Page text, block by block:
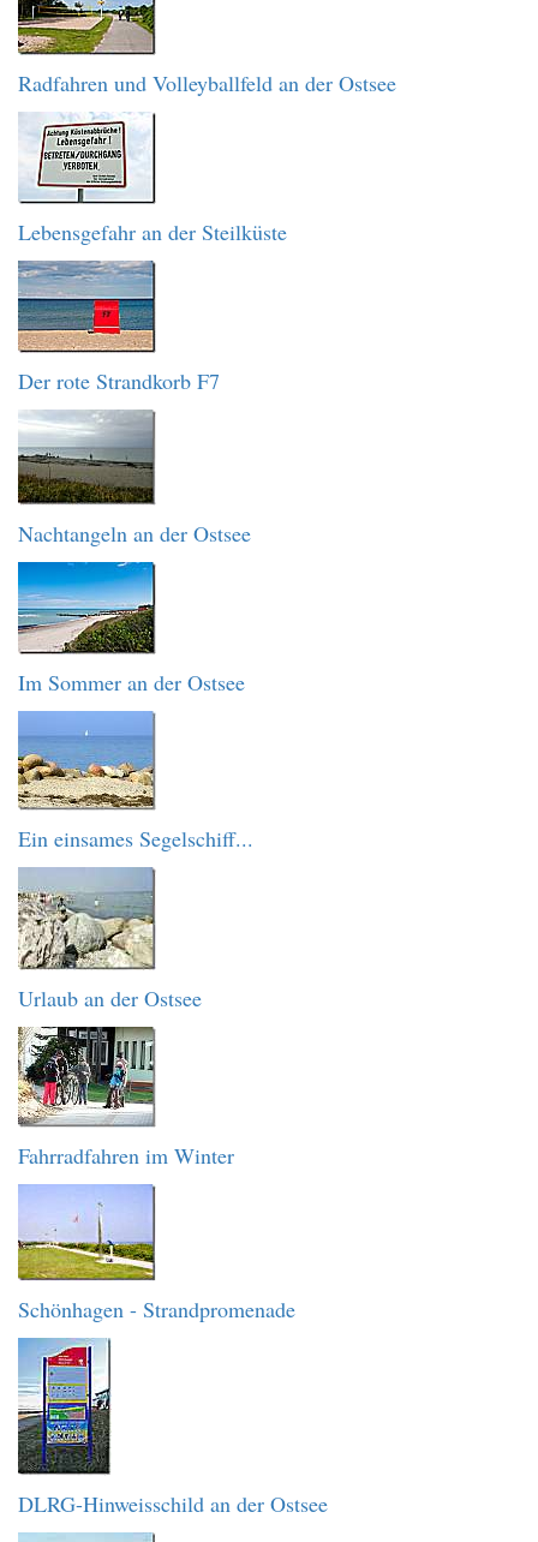
Radfahren und Volleyballfeld an der Ostsee
Lebensgefahr an der Steilküste
Der rote Strandkorb F7
Nachtangeln an der Ostsee
Im Sommer an der Ostsee
Ein einsames Segelschiff...
Urlaub an der Ostsee
Fahrradfahren im Winter
Schönhagen - Strandpromenade
DLRG-Hinweisschild an der Ostsee